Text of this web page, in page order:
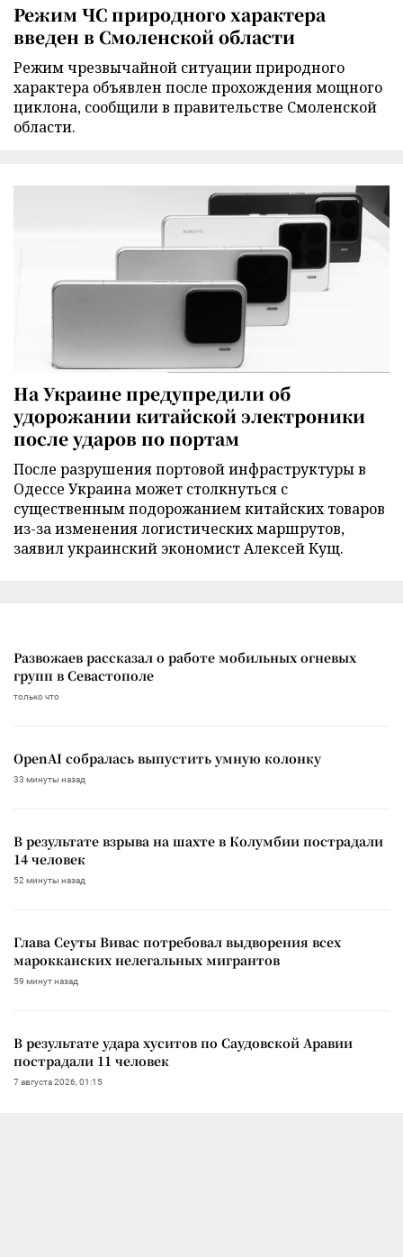
Режим ЧС природного характера
введен в Смоленской области
Режим чрезвычайной ситуации природного
характера объявлен после прохождения мощного
циклона, сообщили в правительстве Смоленской
области.
На Украине предупредили об
удорожании китайской электроники
после ударов по портам
После разрушения портовой инфраструктуры в
Одессе Украина может столкнуться с
существенным подорожанием китайских товаров
из-за изменения логистических маршрутов,
заявил украинский экономист Алексей Кущ.
Развожаев рассказал о работе мобильных огневых
групп в Севастополе
только что
OpenAI собралась выпустить умную колонку
33 минуты назад
В результате взрыва на шахте в Колумбии пострадали
14 человек
52 минуты назад
Глава Сеуты Вивас потребовал выдворения всех
марокканских нелегальных мигрантов
59 минут назад
В результате удара хуситов по Саудовской Аравии
пострадали 11 человек
7 августа 2026, 01:15